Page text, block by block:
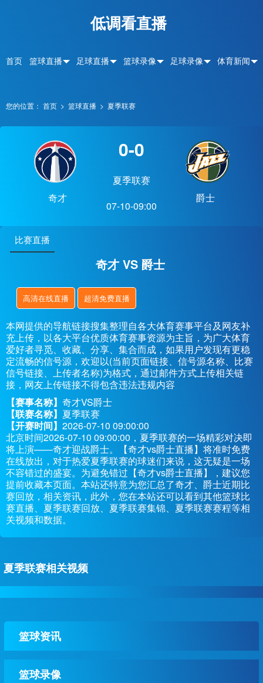
低调看直播
首页 篮球直播 足球直播 篮球录像 足球录像 体育新闻
您的位置： 首页 > 篮球直播 > 夏季联赛
奇才
0-0
夏季联赛
07-10-09:00
爵士
比赛直播
奇才 VS 爵士
高清在线直播 超清免费直播
本网提供的导航链接搜集整理自各大体育赛事平台及网友补
充上传，以各大平台优质体育赛事资源为主旨，为广大体育
爱好者寻觅、收藏、分享、集合而成，如果用户发现有更稳
定流畅的信号源，欢迎以(当前页面链接、信号源名称、比赛
信号链接、上传者名称)为格式，通过邮件方式上传相关链
接，网友上传链接不得包含违法违规内容
【赛事名称】 奇才VS爵士
【联赛名称】 夏季联赛
【开赛时间】 2026-07-10 09:00:00
北京时间2026-07-10 09:00:00，夏季联赛的一场精彩对决即
将上演——奇才迎战爵士。【奇才vs爵士直播】将准时免费
在线放出，对于热爱夏季联赛的球迷们来说，这无疑是一场
不容错过的盛宴。为避免错过【奇才vs爵士直播】，建议您
提前收藏本页面。本站还特意为您汇总了奇才、爵士近期比
赛回放，相关资讯，此外，您在本站还可以看到其他篮球比
赛直播、夏季联赛回放、夏季联赛集锦、夏季联赛赛程等相
关视频和数据。
夏季联赛相关视频
篮球资讯
篮球录像